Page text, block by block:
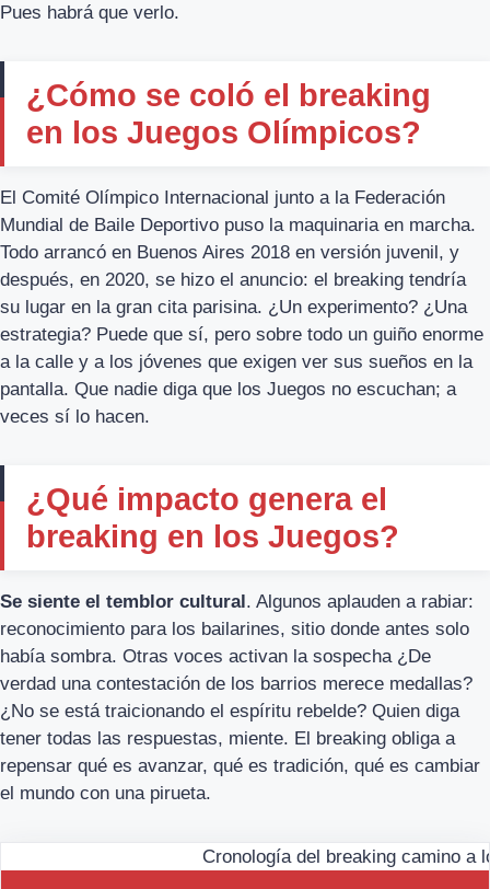
Pues habrá que verlo.
¿Cómo se coló el breaking
en los Juegos Olímpicos?
El Comité Olímpico Internacional junto a la Federación
Mundial de Baile Deportivo puso la maquinaria en marcha.
Todo arrancó en Buenos Aires 2018 en versión juvenil, y
después, en 2020, se hizo el anuncio: el breaking tendría
su lugar en la gran cita parisina. ¿Un experimento? ¿Una
estrategia? Puede que sí, pero sobre todo un guiño enorme
a la calle y a los jóvenes que exigen ver sus sueños en la
pantalla. Que nadie diga que los Juegos no escuchan; a
veces sí lo hacen.
¿Qué impacto genera el
breaking en los Juegos?
Se siente el temblor cultural. Algunos aplauden a rabiar:
reconocimiento para los bailarines, sitio donde antes solo
había sombra. Otras voces activan la sospecha ¿De
verdad una contestación de los barrios merece medallas?
¿No se está traicionando el espíritu rebelde? Quien diga
tener todas las respuestas, miente. El breaking obliga a
repensar qué es avanzar, qué es tradición, qué es cambiar
el mundo con una pirueta.
Cronología del breaking camino a